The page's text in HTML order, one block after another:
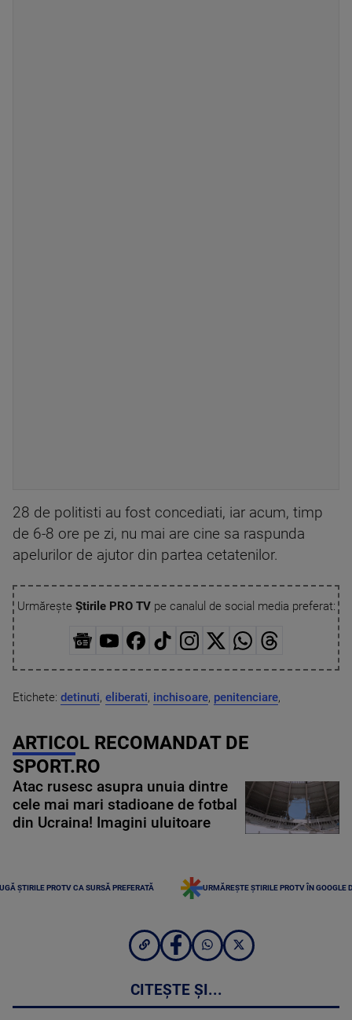
28 de politisti au fost concediati, iar acum, timp
de 6-8 ore pe zi, nu mai are cine sa raspunda
apelurilor de ajutor din partea cetatenilor.
Urmărește Știrile PRO TVpe canalul de social media preferat:
Etichete: detinuti, eliberati, inchisoare, penitenciare,
ARTICOL RECOMANDAT DE
SPORT.RO
Atac rusesc asupra unuia dintre
cele mai mari stadioane de fotbal
din Ucraina! Imagini uluitoare
ȘTIRILE PROTV CA SURSĂ PREFERATĂ URMĂREȘTE ȘTIRILE PROTV ÎN GOOGLE
CITEȘTE ȘI...